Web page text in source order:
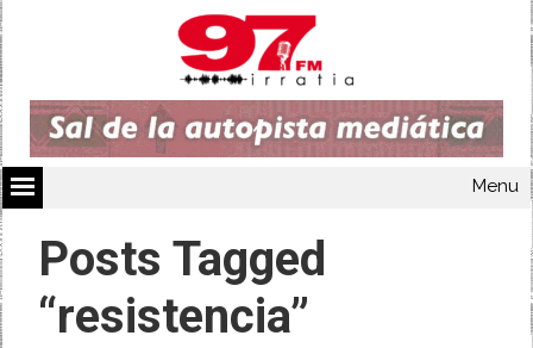
Menu
Posts Tagged
“resistencia”